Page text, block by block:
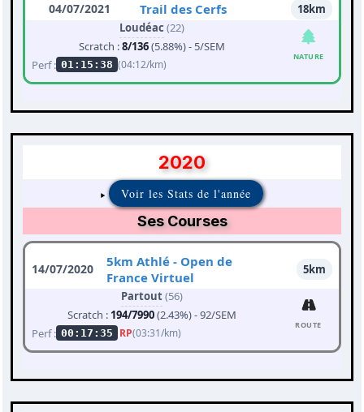
04/07/2021 Trail des Cerfs
18km
Loudéac (22)
Scratch :8/136(5.88%) - 5/SEM
Perf : 01:15:38 (04:12/km)
NATURE
2020
Voir les Stats de l'année
Ses Courses
14/07/2020
5km Athlé - Open de
France Virtuel
5km
Partout(56)
Scratch : 194/7990(2.43%) - 92/SEM
Perf : 00:17:35 RP(03:31/km)
ROUTE